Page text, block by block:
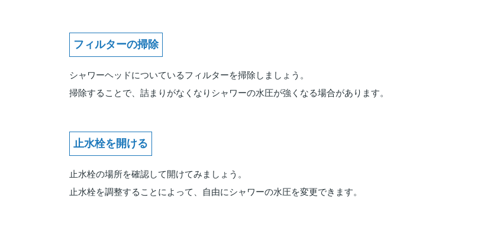
フィルターの掃除
シャワーヘッドについているフィルターを掃除しましょう。
掃除することで、詰まりがなくなりシャワーの水圧が強くなる場合があります。
止水栓を開ける
止水栓の場所を確認して開けてみましょう。
止水栓を調整することによって、自由にシャワーの水圧を変更できます。